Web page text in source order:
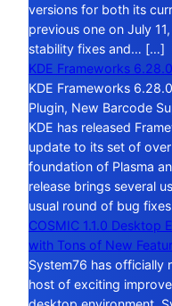
versions for both its
previous one on July
stability fixes and… […]
KDE Frameworks
KDE Frameworks
Plugin, New Barcode
KDE has released
update to its set of
foundation of Plasma
release brings several
usual round of bug
COSMIC 1.1.0 Desktop
with Tons of New
System76 has officially
host of exciting